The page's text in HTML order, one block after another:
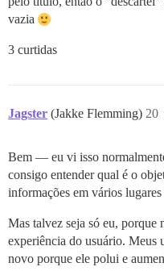
vazia
3 curtidas
Jagster (Jakke Flemming) 20
Bem — eu vi isso
consigo entender qual é o
informações em vários
Mas talvez seja só eu, porque
experiência do usuário. Meus
novo porque ele polui e